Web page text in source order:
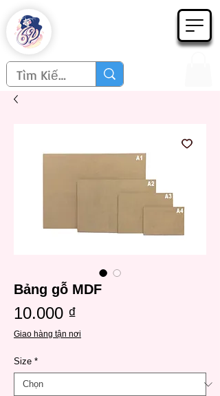
Bảng gỗ MDF
10.000 ₫
Giao hàng tận nơi
Size *